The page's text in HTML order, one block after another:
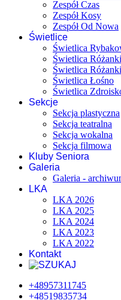
Zespół Czas
Zespół Kosy
Zespół Od Nowa
Świetlice
Świetlica
Świetlica
Świetlica Różanki
Świetlica Łośno
Świetlica
Sekcje
Sekcja plastyczna
Sekcja teatralna
Sekcja wokalna
Sekcja filmowa
Kluby Seniora
Galeria
Galeria -
LKA
LKA 2026
LKA 2025
LKA 2024
LKA 2023
LKA 2022
Kontakt
+48957311745
+48519835734